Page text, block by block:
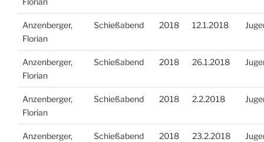
Anzenberger,
Florian
Schießabend 2018 12.1.2018
Anzenberger,
Florian
Schießabend 2018 26.1.2018
Anzenberger,
Florian
Schießabend 2018 2.2.2018
Anzenberger,
Schießabend 2018 23.2.2018